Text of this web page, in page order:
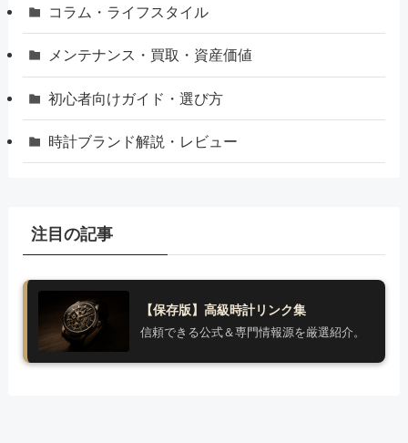
コラム・ライフスタイル
メンテナンス・買取・資産価値
初心者向けガイド・選び方
時計ブランド解説・レビュー
注目の記事
【保存版】高級時計リンク集
信頼できる公式＆専門情報源を厳選紹介。